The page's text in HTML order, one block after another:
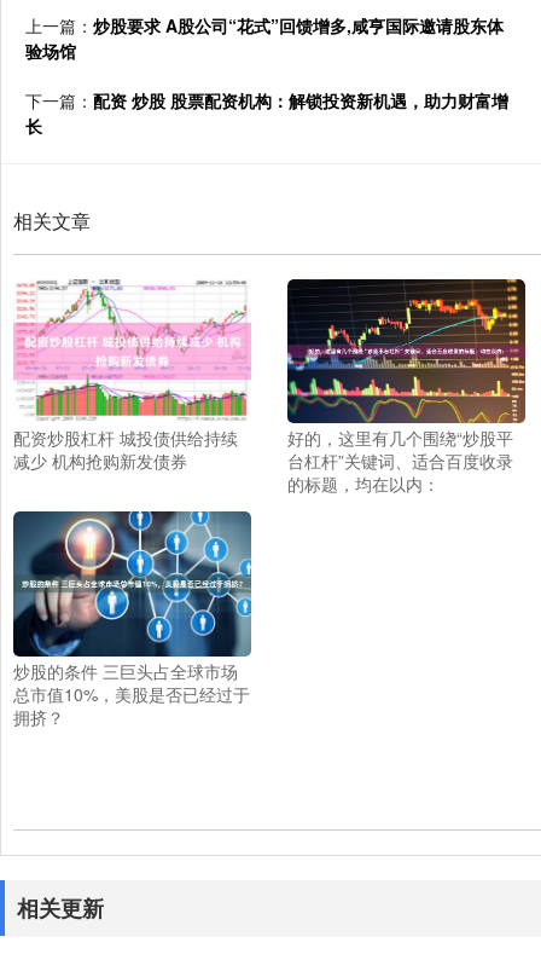
上一篇： 炒股要求 A股公司“花式”回馈增多,咸亨国际邀请股东体
验场馆
下一篇： 配资 炒股 股票配资机构：解锁投资新机遇，助力财富增
长
相关文章
配资炒股杠杆 城投债供给持续
减少 机构抢购新发债券
好的，这里有几个围绕“炒股平
台杠杆”关键词、适合百度收录
的标题，均在以内：
炒股的条件 三巨头占全球市场
总市值10%，美股是否已经过于
拥挤？
相关更新